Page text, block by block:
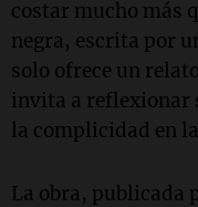
costar mucho más
negra, escrita por
solo ofrece un
invita a reflexionar
la complicidad en
La obra, publicada